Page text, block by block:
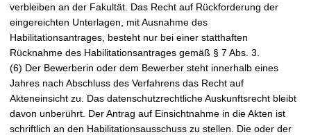
verbleiben an der Fakultät. Das Recht auf Rückforderung der
eingereichten Unterlagen, mit Ausnahme des
Habilitationsantrages, besteht nur bei einer statthaften
Rücknahme des Habilitationsantrages gemäß § 7 Abs. 3.
(6) Der Bewerberin oder dem Bewerber steht innerhalb eines
Jahres nach Abschluss des Verfahrens das Recht auf
Akteneinsicht zu. Das datenschutzrechtliche Auskunftsrecht bleibt
davon unberührt. Der Antrag auf Einsichtnahme in die Akten ist
schriftlich an den Habilitationsausschuss zu stellen. Die oder der